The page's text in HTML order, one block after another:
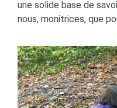
une solide base de
nous, monitrices, que